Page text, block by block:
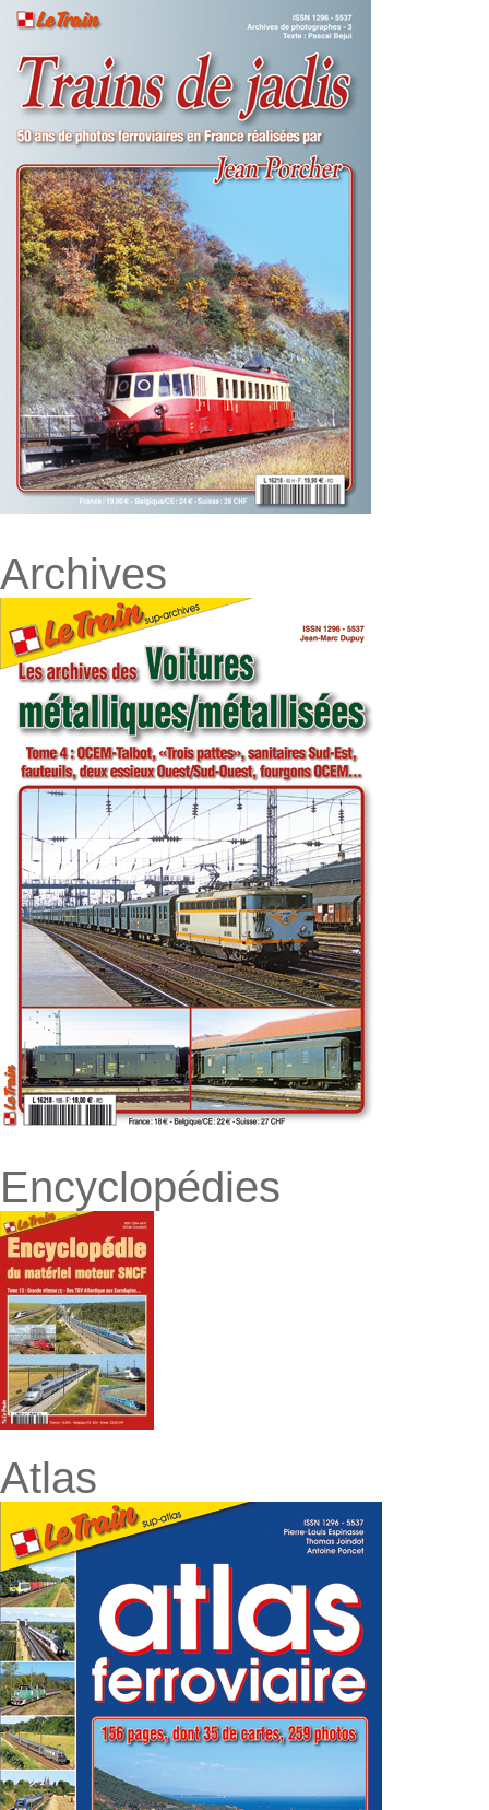
Archives
Encyclopédies
Atlas